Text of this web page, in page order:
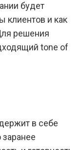
будет
клиентов и как
решения
tone of
в себе